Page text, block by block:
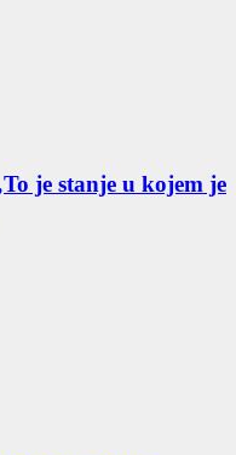
je stanje u kojem je